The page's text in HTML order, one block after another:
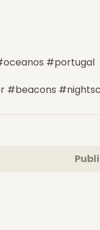
#portugal